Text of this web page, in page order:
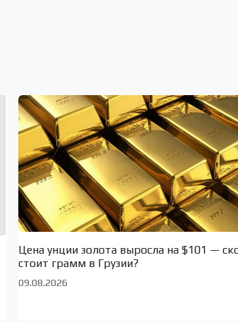
Цена унции золота выросла на $101 —
стоит грамм в Грузии?
09.08.2026